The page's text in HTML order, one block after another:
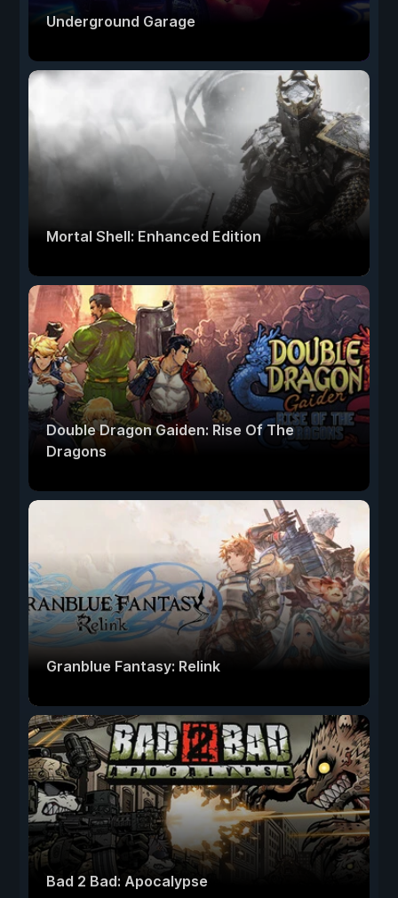
Underground Garage
Mortal Shell: Enhanced Edition
Double Dragon Gaiden: Rise Of The
Dragons
Granblue Fantasy: Relink
Bad 2 Bad: Apocalypse